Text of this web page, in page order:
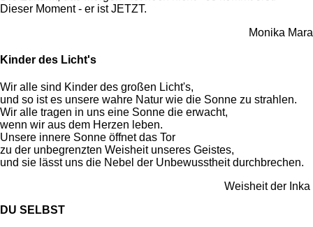
Dieser Moment - er ist JETZT.
Monika Mara
Kinder des Licht's
Wir alle sind Kinder des großen Licht's,
und so ist es unsere wahre Natur wie die Sonne zu strahlen.
Wir alle tragen in uns eine Sonne die erwacht,
wenn wir aus dem Herzen leben.
Unsere innere Sonne öffnet das Tor
zu der unbegrenzten Weisheit unseres Geistes,
und sie lässt uns die Nebel der Unbewusstheit durchbrechen.
Weisheit der Inka
DU SELBST